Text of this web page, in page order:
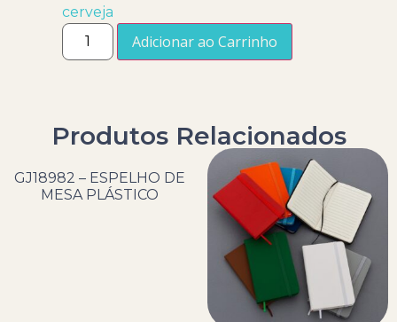
cerveja
Adicionar ao Carrinho
Produtos Relacionados
GJ18982 – ESPELHO DE
MESA PLÁSTICO